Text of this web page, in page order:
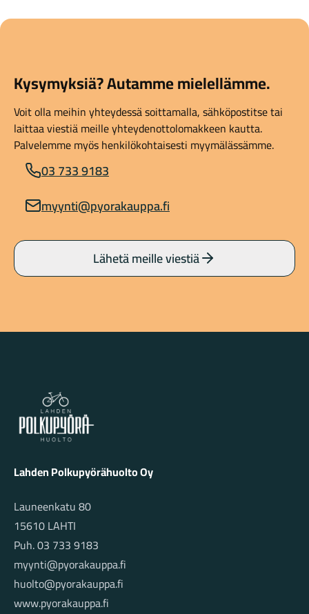
Kysymyksiä? Autamme mielellämme.
Voit olla meihin yhteydessä soittamalla, sähköpostitse tai
laittaa viestiä meille yhteydenottolomakkeen kautta.
Palvelemme myös henkilökohtaisesti myymälässämme.
03 733 9183
myynti@pyorakauppa.fi
Lähetä meille viestiä
Lahden Polkupyörähuolto - etusivulle
Lahden Polkupyörähuolto Oy
Launeenkatu 80
15610 LAHTI
Puh. 03 733 9183
myynti@pyorakauppa.fi
huolto@pyorakauppa.fi
www.pyorakauppa.fi